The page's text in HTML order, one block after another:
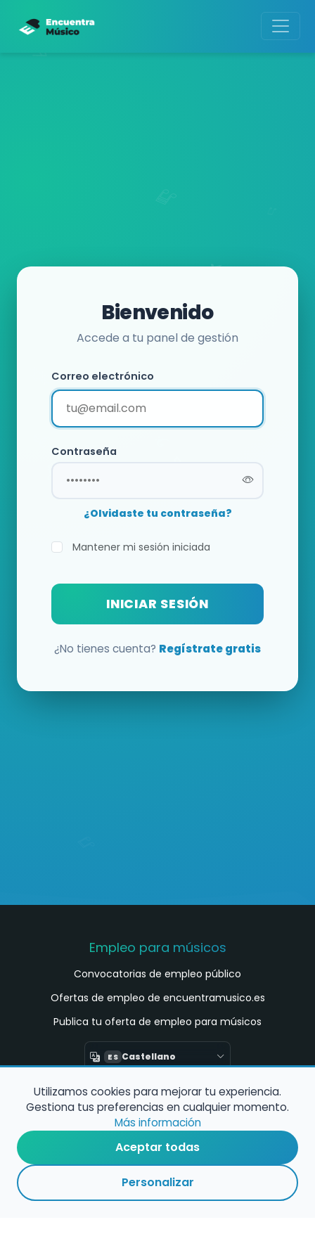
Bienvenido
Accede a tu panel de gestión
Correo electrónico
Contraseña
¿Olvidaste tu contraseña?
Mantener mi sesión iniciada
INICIAR SESIÓN
¿No tienes cuenta? Regístrate gratis
Empleo para músicos
Convocatorias de empleo público
Ofertas de empleo de encuentramusico.es
Publica tu oferta de empleo para músicos
ES Castellano
Encuentra Músico
Buscador de Músicos
Encuentra Pianista Acompañante
Asesoría para músicos y docentes
Utilizamos cookies para mejorar tu experiencia.
Gestiona tus preferencias en cualquier momento.
Más información
Aceptar todas
Personalizar